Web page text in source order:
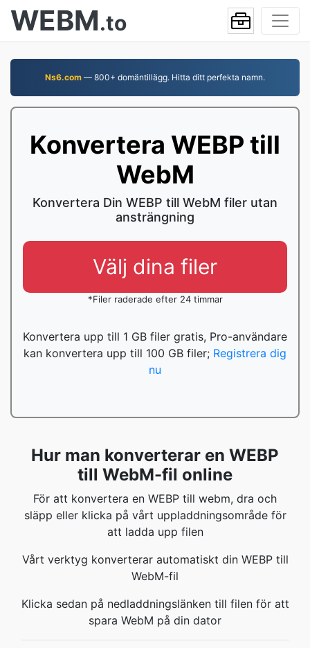
WEBM.to
Ns6.com — 800+ domäntillägg. Hitta ditt perfekta namn.
Konvertera WEBP till
WebM
Konvertera Din WEBP till WebM filer utan
ansträngning
Välj dina filer
*Filer raderade efter 24 timmar
Konvertera upp till 1 GB filer gratis, Pro-användare
kan konvertera upp till 100 GB filer; Registrera dig
nu
Hur man konverterar en WEBP
till WebM-fil online
För att konvertera en WEBP till webm, dra och
släpp eller klicka på vårt uppladdningsområde för
att ladda upp filen
Vårt verktyg konverterar automatiskt din WEBP till
WebM-fil
Klicka sedan på nedladdningslänken till filen för att
spara WebM på din dator